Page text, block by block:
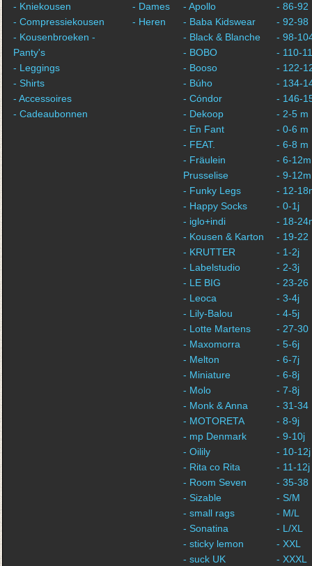
- Kniekousen
- Compressiekousen
- Kousenbroeken -
Panty's
- Leggings
- Shirts
- Accessoires
- Cadeaubonnen
- Dames
- Heren
- Apollo
- Baba Kidswear
- Black & Blanche
- BOBO
- Booso
- Búho
- Cóndor
- Dekoop
- En Fant
- FEAT.
- Fräulein
Prusselise
- Funky Legs
- Happy Socks
- iglo+indi
- Kousen & Karton
- KRUTTER
- Labelstudio
- LE BIG
- Leoca
- Lily-Balou
- Lotte Martens
- Maxomorra
- Melton
- Miniature
- Molo
- Monk & Anna
- MOTORETA
- mp Denmark
- Oilily
- Rita co Rita
- Room Seven
- Sizable
- small rags
- Sonatina
- sticky lemon
- suck UK
- 86-92
- 92-98
- 98-
- 110-
- 122-
- 134-
- 146-
- 2-5 m
- 0-6 m
- 6-8 m
- 6-12m
- 9-12m
- 12-
- 0-1j
- 18-
- 19-22
- 1-2j
- 2-3j
- 23-26
- 3-4j
- 4-5j
- 27-30
- 5-6j
- 6-7j
- 6-8j
- 7-8j
- 31-34
- 8-9j
- 9-10j
- 10-12j
- 11-12j
- 35-38
- S/M
- M/L
- L/XL
- XXL
- XXXL